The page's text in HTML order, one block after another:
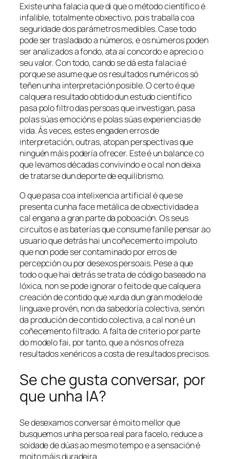
Existe unha falacia que di que o método científico é
infalible, totalmente obxectivo, pois traballa coa
seguridade dos parámetros medibles. Case todo
pode ser trasladado a números, e os números poden
ser analizados a fondo, ata aí concordo e aprecio o
seu valor. Con todo, cando se dá esta falacia é
porque se asume que os resultados numéricos só
teñen unha interpretación posible. O certo é que
calquera resultado obtido dun estudo científico
pasa polo filtro das persoas que investigan, pasa
polas súas emocións e polas súas experiencias de
vida. Ás veces, estes engaden erros de
interpretación, outras, atopan perspectivas que
ninguén máis podería ofrecer. Este é un balance co
que levamos décadas convivindo e o cal non deixa
de tratarse dun deporte de equilibrismo.
O que pasa coa intelixencia artificial é que se
presenta cunha face metálica de obxectividade a
cal engana a gran parte da poboación. Os seus
circuítos e as baterías que consume fanlle pensar ao
usuario que detrás hai un coñecemento impoluto
que non pode ser contaminado por erros de
percepción ou por desexos persoais. Pese a que
todo o que hai detrás se trata de código baseado na
lóxica, non se pode ignorar o feito de que calquera
creación de contido que xurda dun gran modelo de
linguaxe provén, non da sabedoría colectiva, senón
da produción de contido colectiva, a cal non é un
coñecemento filtrado. A falta de criterio por parte
do modelo fai, por tanto, que a nós nos ofreza
resultados xenéricos a costa de resultados precisos.
Se che gusta conversar, por
que unha IA?
Se desexamos conversar é moito mellor que
busquemos unha persoa real para facelo, reduce a
soidade de dúas ao mesmo tempo e a sensación é
moito máis duradeira.